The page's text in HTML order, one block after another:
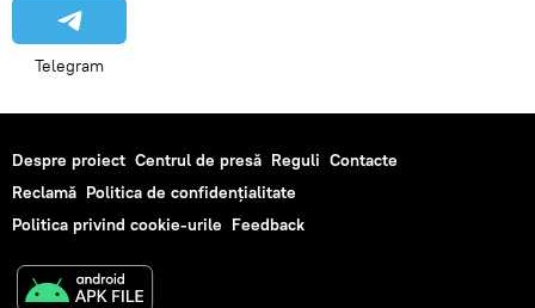
Telegram
Despre proiect Centrul de presă Reguli Contacte
Reclamă Politica de confidențialitate
Politica privind cookie-urile Feedback